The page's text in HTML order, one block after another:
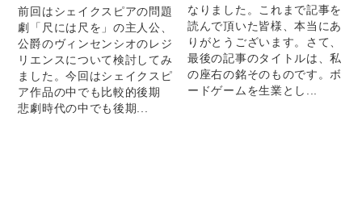
前回はシェイクスピアの問題
劇「尺には尺を」の主人公、
公爵のヴィンセンシオのレジ
リエンスについて検討してみ
ました。今回はシェイクスピ
ア作品の中でも比較的後期
悲劇時代の中でも後期...
なりました。これまで記事を
読んで頂いた皆様、本当にあ
りがとうございます。さて、
最後の記事のタイトルは、私
の座右の銘そのものです。ボ
ードゲームを生業とし...